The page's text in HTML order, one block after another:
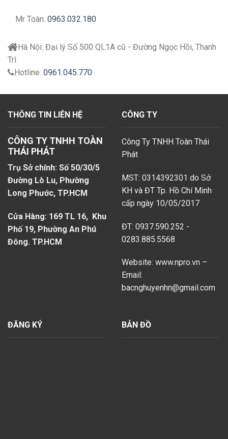
Mr Toàn: 0963.032.180
Hà Nội: Đại lý Số 500 QL1A cũ - Đường Ngọc Hồi, Thanh
Trì
Hotline: 0961.045.770
THÔNG TIN LIÊN HỆ
CÔNG TY TNHH TOÀN
THÁI PHÁT
Trụ Sở chính: Số 50/30/5
Đường Lò Lu, Phường
Long Phước, TP.HCM
Cửa Hàng: 169 TL 16, Khu
Phố 19, Phường An Phú
Đông. TP.HCM
CÔNG TY
Công Ty TNHH Toàn Thái
Phát
MST: 0314392301 do Sở
KH và ĐT Tp. Hồ Chí Minh
cấp ngày 10/05/2017
ĐT: 0937.590.252 -
0283.885.5568
Website: www.npro.vn –
Email:
bacnghuyenhn@gmail.com
ĐĂNG KÝ BẢN ĐỒ